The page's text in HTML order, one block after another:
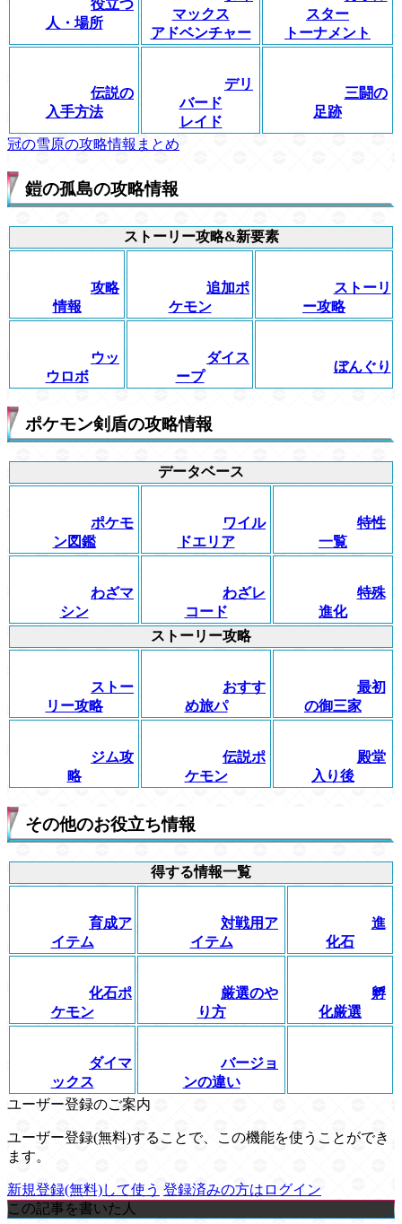
役立つ
人・場所
マックス
アドベンチャー
スター
トーナメント
伝説の
入手方法
デリ
バード
レイド
三闘の
足跡
冠の雪原の攻略情報まとめ
鎧の孤島の攻略情報
ストーリー攻略&新要素
攻略
情報
追加ポ
ケモン
ストーリ
ー攻略
ウッ
ウロボ
ダイス
ープ
ぼんぐり
ポケモン剣盾の攻略情報
データベース
ポケモ
ン図鑑
ワイル
ドエリア
特性
一覧
わざマ
シン
わざレ
コード
特殊
進化
ストーリー攻略
ストー
リー攻略
おすす
め旅パ
最初
の御三家
ジム攻
略
伝説ポ
ケモン
殿堂
入り後
その他のお役立ち情報
得する情報一覧
育成ア
イテム
対戦用ア
イテム
進
化石
化石ポ
ケモン
厳選のや
り方
孵
化厳選
ダイマ
ックス
バージョ
ンの違い
ユーザー登録のご案内
ユーザー登録(無料)することで、この機能を使うことができ
ます。
新規登録(無料)して使う 登録済みの方はログイン
この記事を書いた人